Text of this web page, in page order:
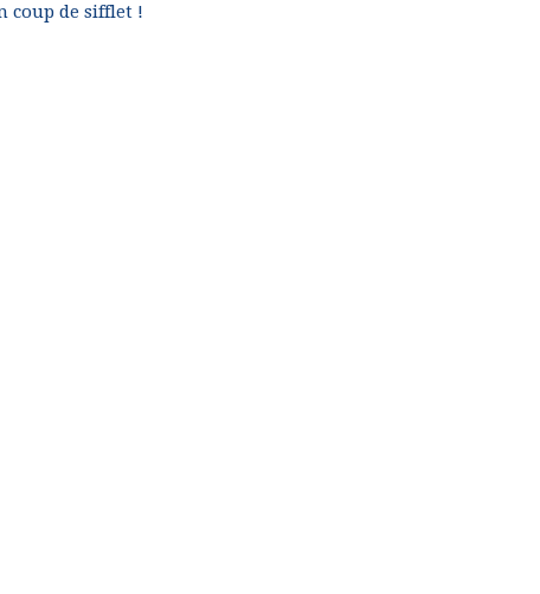
coup de sifflet !